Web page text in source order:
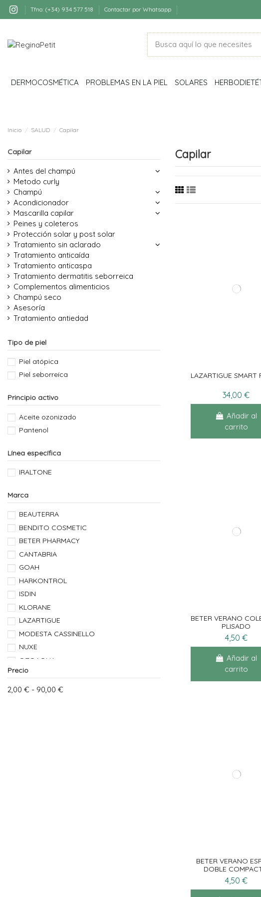
Tfno: (+34) 934 577 518 Contactar por Whatsapp
DERMOCOSMÉTICA PROBLEMAS EN LA PIEL SOLARES
Inicio SALUD Capilar
Capilar
LAZARTIGUE SMART
34,00 €
Añadir al
carrito
BETER VERANO
PLISADO
4,50 €
Añadir al
carrito
BETER VERANO
DOBLE
4,50 €
Capilar
Antes del champú
Metodo curly
Champú
Acondicionador
Mascarilla capilar
Peines y coleteros
Protección solar y post solar
Tratamiento sin aclarado
Tratamiento anticaída
Tratamiento anticaspa
Tratamiento dermatitis seborreica
Complementos alimenticios
Champú seco
Asesoría
Tratamiento antiedad
Tipo de piel
Piel atópica
Piel seborreíca
Principio activo
Aceite ozonizado
Pantenol
Línea específica
IRALTONE
Marca
BEAUTERRA
BENDITO COSMETIC
BETER PHARMACY
CANTABRIA
GOAH
HARKONTROL
ISDIN
KLORANE
LAZARTIGUE
MODESTA CASSINELLO
NUXE
OZOAQUA
SENDO
SENDO
Precio
2,00 € - 90,00 €